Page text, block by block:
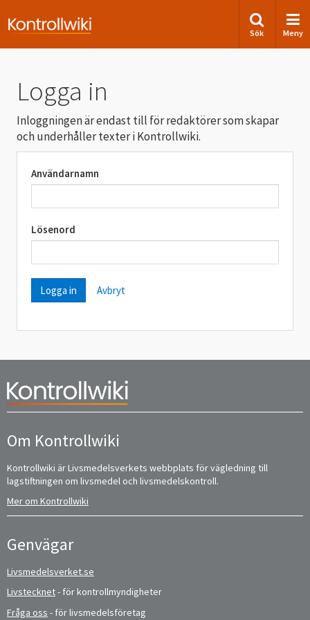
Sök Meny
Logga in
Inloggningen är endast till för redaktörer som skapar
och underhåller texter i Kontrollwiki.
Användarnamn
Lösenord
Avbryt
Om Kontrollwiki
Kontrollwiki är Livsmedelsverkets webbplats för vägledning till
lagstiftningen om livsmedel och livsmedelskontroll.
Mer om Kontrollwiki
Genvägar
Livsmedelsverket.se
Livstecknet- för kontrollmyndigheter
Fråga oss - för livsmedelsföretag